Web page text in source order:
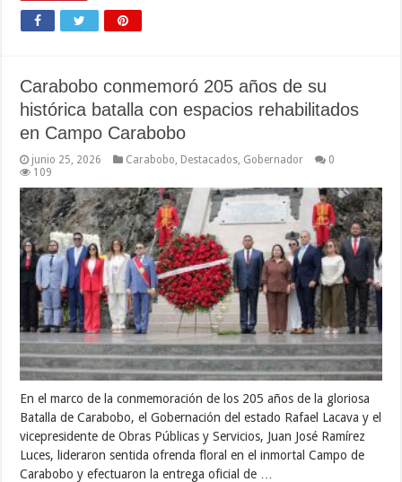
Carabobo conmemoró 205 años de su
histórica batalla con espacios rehabilitados
en Campo Carabobo
junio 25, 2026 Carabobo, Destacados, Gobernador
0
109
En el marco de la conmemoración de los 205 años de la gloriosa
Batalla de Carabobo, el Gobernación del estado Rafael Lacava y el
vicepresidente de Obras Públicas y Servicios, Juan José Ramírez
Luces, lideraron sentida ofrenda floral en el inmortal Campo de
Carabobo y efectuaron la entrega oficial de …